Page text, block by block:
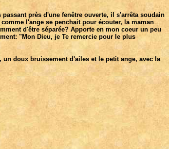
près d'une fenêtre ouverte, il s'arrêta soudain
l'ange se penchait pour écouter, la maman
d'être séparée? Apporte en mon coeur un peu
"Mon Dieu, je Te remercie pour le plus
doux bruissement d'ailes et le petit ange, avec la